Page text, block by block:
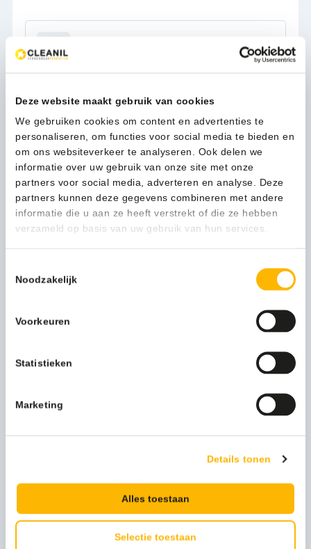
Deze website maakt gebruik van cookies
We gebruiken cookies om content en advertenties te
personaliseren, om functies voor social media te bieden en
om ons websiteverkeer te analyseren. Ook delen we
informatie over uw gebruik van onze site met onze
partners voor social media, adverteren en analyse. Deze
partners kunnen deze gegevens combineren met andere
informatie die u aan ze heeft verstrekt of die ze hebben
verzameld op basis van uw gebruik van hun services.
Noodzakelijk
Voorkeuren
Statistieken
Marketing
Details tonen
Alles toestaan
Selectie toestaan
poetsrolhouder
vrijstaand
-
Kan ik u helpen?
Neem contact op
Beschrijving
In een organisatie waar hygiënisch gewerkt wordt, is een
heeft u op elke plek altijd voldoende poetsrol voorhanden.
Een echte professional kiest voor de industriële
bestaat uit een eenvoudige constructie met in het midden
een stang waaraan de rol bevestigd wordt. Wisselen van
worden uit de dispenser. Afscheuren van de poetsrol is
afscheurrand.
vraagt u hier de offerte aan van de vrijstaande
Meer productinformatie
Gewicht (kg) 2 kg
910